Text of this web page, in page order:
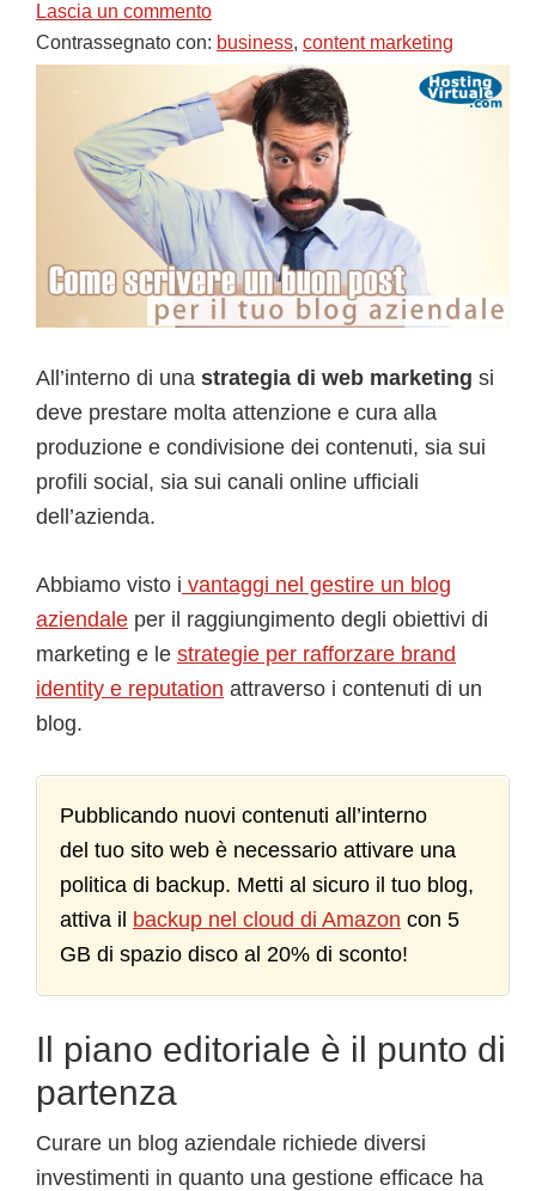
Lascia un commento
Contrassegnato con: business, content marketing
All’interno di una strategia di web marketing si
deve prestare molta attenzione e cura alla
produzione e condivisione dei contenuti, sia sui
profili social, sia sui canali online ufficiali
dell’azienda.
Abbiamo visto i vantaggi nel gestire un blog
aziendale per il raggiungimento degli obiettivi di
marketing e le strategie per rafforzare brand
identity e reputation attraverso i contenuti di un
blog.
Pubblicando nuovi contenuti all’interno
del tuo sito web è necessario attivare una
politica di backup. Metti al sicuro il tuo blog,
attiva il backup nel cloud di Amazon con 5
GB di spazio disco al 20% di sconto!
Il piano editoriale è il punto di
partenza
Curare un blog aziendale richiede diversi
investimenti in quanto una gestione efficace ha